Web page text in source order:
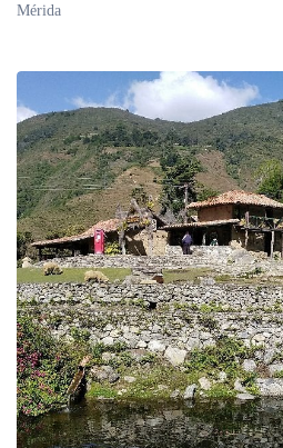
Mérida